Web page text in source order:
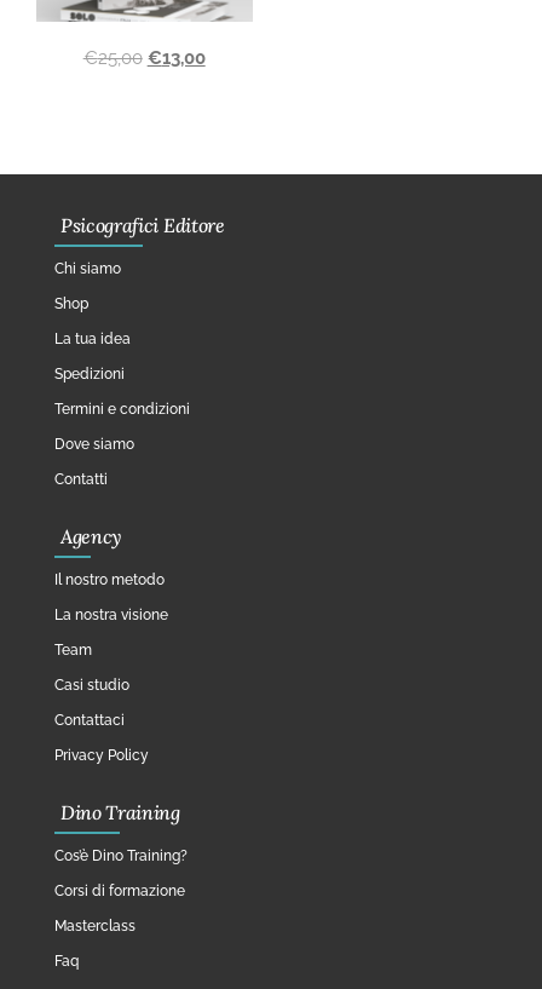
€25,00 €13,00
Psicografici Editore
Chi siamo
Shop
La tua idea
Spedizioni
Termini e condizioni
Dove siamo
Contatti
Agency
Il nostro metodo
La nostra visione
Team
Casi studio
Contattaci
Privacy Policy
Dino Training
Cos’è Dino Training?
Corsi di formazione
Masterclass
Faq